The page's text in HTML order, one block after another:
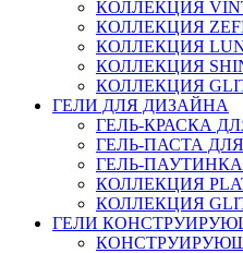
КОЛЛЕКЦИЯ
КОЛЛЕКЦИЯ
КОЛЛЕКЦИЯ
КОЛЛЕКЦИЯ
КОЛЛЕКЦИЯ
ГЕЛИ ДЛЯ ДИЗАЙНА
ГЕЛЬ-КРАСКА
ГЕЛЬ-ПАСТА
ГЕЛЬ-ПАУТИНКА
КОЛЛЕКЦИЯ
КОЛЛЕКЦИЯ
ГЕЛИ